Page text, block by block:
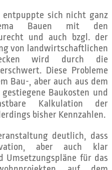
sich nicht ganz
Bauen mit den
und auch bzgl. der
von landwirtschaftlichen
wird durch die
Diese Probleme
Bau-, aber auch aus dem
Baukosten und
Kalkulation der
bisher Kennzahlen.
deutlich, dass
aber auch klar
Umsetzungspläne für das